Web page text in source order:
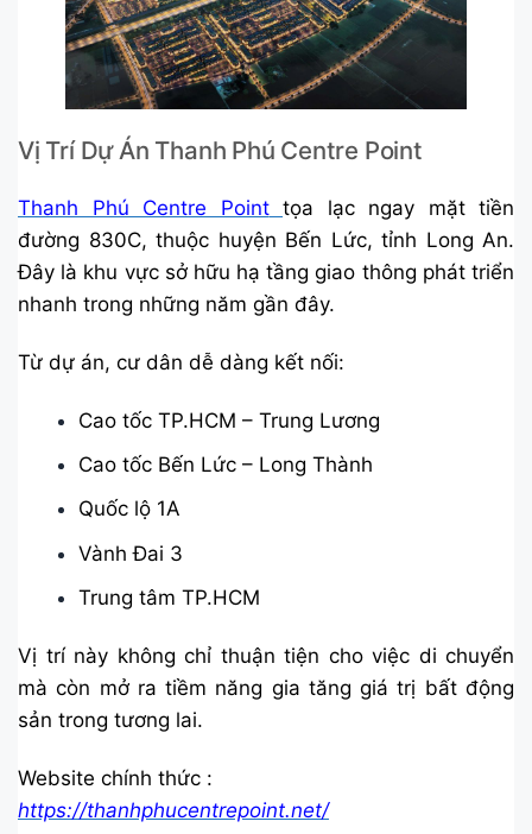
Vị Trí Dự Án Thanh Phú Centre Point
Thanh Phú Centre Point tọa lạc ngay mặt tiền
đường 830C, thuộc huyện Bến Lức, tỉnh Long An.
Đây là khu vực sở hữu hạ tầng giao thông phát triển
nhanh trong những năm gần đây.
Từ dự án, cư dân dễ dàng kết nối:
Cao tốc TP.HCM – Trung Lương
Cao tốc Bến Lức – Long Thành
Quốc lộ 1A
Vành Đai 3
Trung tâm TP.HCM
Vị trí này không chỉ thuận tiện cho việc di chuyển
mà còn mở ra tiềm năng gia tăng giá trị bất động
sản trong tương lai.
Website chính thức :
https://thanhphucentrepoint.net/